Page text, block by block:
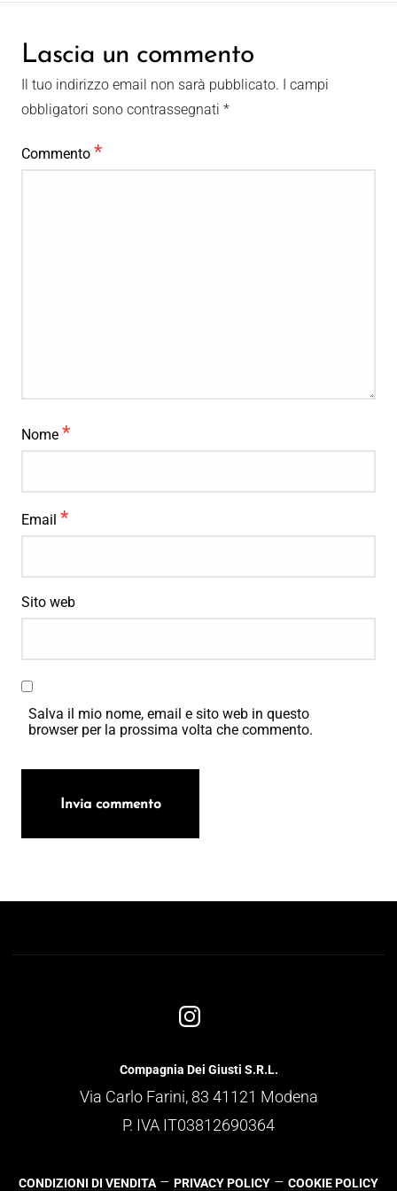
Lascia un commento
Il tuo indirizzo email non sarà pubblicato. I campi
obbligatori sono contrassegnati *
Commento *
Nome *
Email *
Sito web
Salva il mio nome, email e sito web in questo
browser per la prossima volta che commento.
Compagnia Dei Giusti S.R.L.
Via Carlo Farini, 83 41121 Modena
P. IVA IT03812690364
CONDIZIONI DI VENDITA – PRIVACY POLICY – COOKIE POLICY